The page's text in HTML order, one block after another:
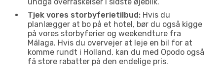
Tjek vores storbyferietilbud: Hvis du
planlægger at bo på et hotel, bør du også kigge
på vores storbyferier og weekendture fra
Málaga. Hvis du overvejer at leje en bil for at
komme rundt i Holland, kan du med Opodo også
få store rabatter på den endelige pris.